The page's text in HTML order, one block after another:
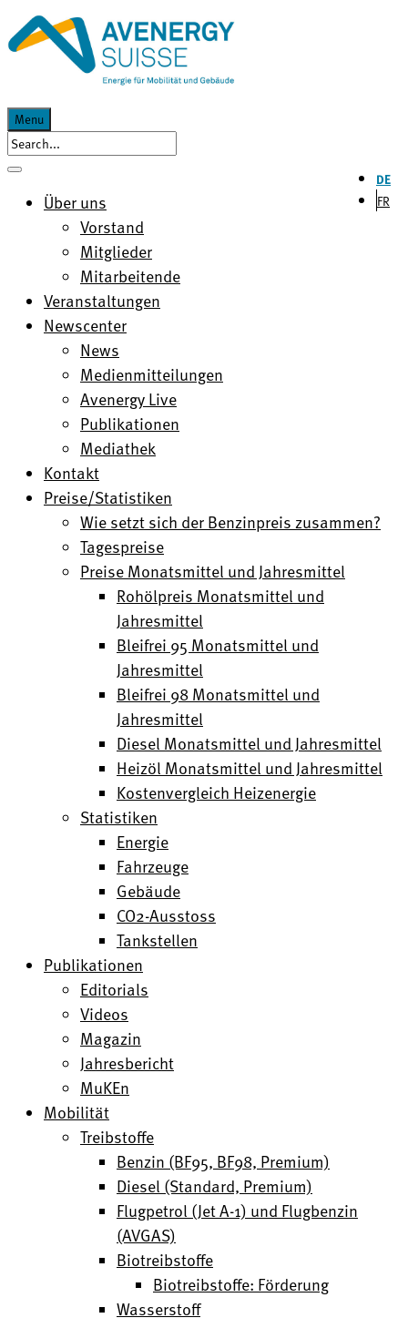
Menu
DE
FR
Über uns
Vorstand
Mitglieder
Mitarbeitende
Veranstaltungen
Newscenter
News
Medienmitteilungen
Avenergy Live
Publikationen
Mediathek
Kontakt
Preise/Statistiken
Wie setzt sich der Benzinpreis zusammen?
Tagespreise
Preise Monatsmittel und Jahresmittel
Rohölpreis Monatsmittel und
Jahresmittel
Bleifrei 95 Monatsmittel und
Jahresmittel
Bleifrei 98 Monatsmittel und
Jahresmittel
Diesel Monatsmittel und Jahresmittel
Heizöl Monatsmittel und Jahresmittel
Kostenvergleich Heizenergie
Statistiken
Energie
Fahrzeuge
Gebäude
CO2-Ausstoss
Tankstellen
Publikationen
Editorials
Videos
Magazin
Jahresbericht
MuKEn
Mobilität
Treibstoffe
Benzin (BF95, BF98, Premium)
Diesel (Standard, Premium)
Flugpetrol (Jet A-1) und Flugbenzin
(AVGAS)
Biotreibstoffe
Biotreibstoffe: Förderung
Wasserstoff